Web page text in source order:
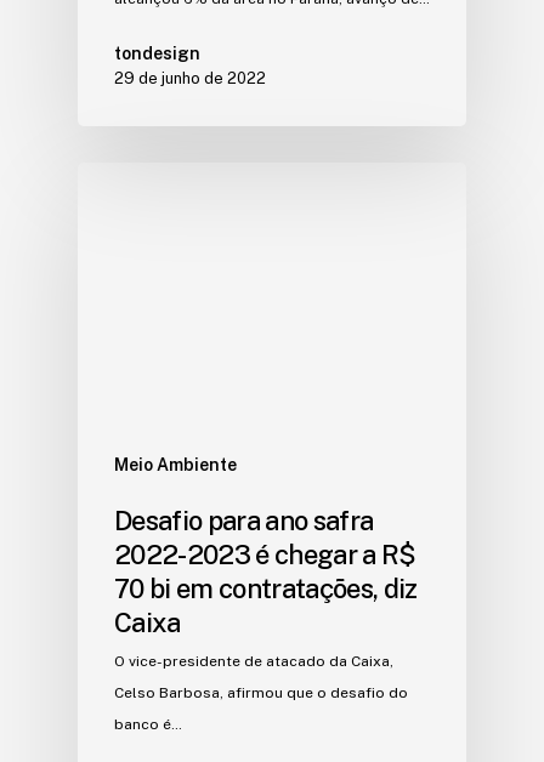
tondesign
29 de junho de 2022
Meio Ambiente
Desafio para ano safra
2022-2023 é chegar a R$
70 bi em contratações, diz
Caixa
O vice-presidente de atacado da Caixa,
Celso Barbosa, afirmou que o desafio do
banco é…